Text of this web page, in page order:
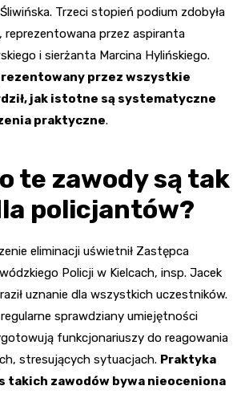
Trzeci stopień podium zdobyła
reprezentowana przez aspiranta
i sierżanta Marcina Hylińskiego.
przez wszystkie
jak istotne są systematyczne
praktyczne.
te zawody są tak
policjantów?
eliminacji uświetnił Zastępca
Policji w Kielcach, insp. Jacek
uznanie dla wszystkich uczestników.
sprawdziany umiejętności
funkcjonariuszy do reagowania
stresujących sytuacjach. Praktyka
takich zawodów bywa nieoceniona